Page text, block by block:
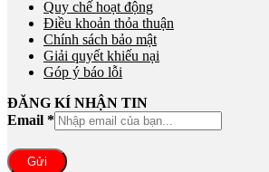
Quy chế hoạt động
Điều khoản thỏa thuận
Chính sách bảo mật
Giải quyết khiếu nại
Góp ý báo lỗi
ĐĂNG KÍ NHẬN TIN
Email *
Gửi